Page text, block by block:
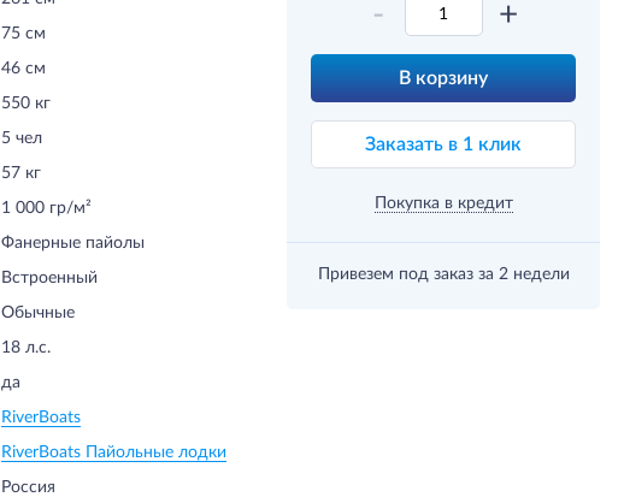
- +
В корзину
Заказать в 1 клик
Покупка в кредит
Привезем под заказ за 2 недели
75 см
46 см
550 кг
5 чел
57 кг
1 000 гр/м²
Фанерные пайолы
Встроенный
Обычные
18 л.с.
да
RiverBoats
RiverBoats Пайольные лодки
Россия